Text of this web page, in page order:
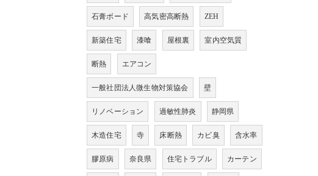
石膏ボード 高気密高断熱 ZEH
新築住宅 漆喰 屋根裏 室内空気質
断熱 エアコン
一般社団法人微生物対策協会 壁
リノベーション 過敏性肺炎 静岡県
木造住宅 寺 床断熱 カビ臭 含水率
膠原病 奈良県 住宅トラブル カーテン